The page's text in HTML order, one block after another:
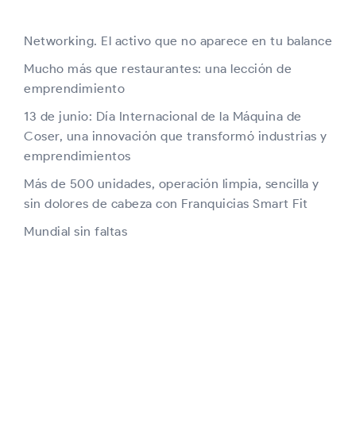
Networking. El activo que no aparece en tu balance
Mucho más que restaurantes: una lección de
emprendimiento
13 de junio: Día Internacional de la Máquina de
Coser, una innovación que transformó industrias y
emprendimientos
Más de 500 unidades, operación limpia, sencilla y
sin dolores de cabeza con Franquicias Smart Fit
Mundial sin faltas